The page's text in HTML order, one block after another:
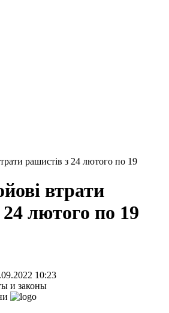
рашистів з 24 лютого по 19
втрати
лютого по 19
10:23
и законы